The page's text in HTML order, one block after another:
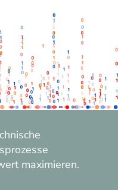
maximieren.